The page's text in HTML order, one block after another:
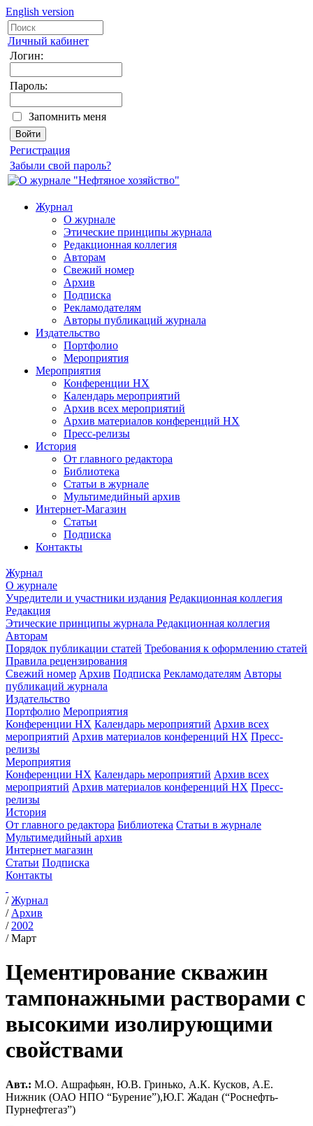
English version
Личный кабинет
Логин:
Пароль:
Запомнить меня
Регистрация
Забыли свой пароль?
Журнал
О журнале
Этические принципы журнала
Редакционная коллегия
Авторам
Свежий номер
Архив
Подписка
Рекламодателям
Авторы публикаций журнала
Издательство
Портфолио
Мероприятия
Мероприятия
Конференции НХ
Календарь мероприятий
Архив всех мероприятий
Архив материалов конференций НХ
Пресс-релизы
История
От главного редактора
Библиотека
Статьи в журнале
Мультимедийный архив
Интернет-Магазин
Статьи
Подписка
Контакты
Журнал
О журнале
Учредители и участники издания Редакционная коллегия
Редакция
Этические принципы журнала Редакционная коллегия
Авторам
Порядок публикации статей Требования к оформлению статей
Правила рецензирования
Свежий номер Архив Подписка Рекламодателям Авторы
публикаций журнала
Издательство
Портфолио Мероприятия
Конференции НХ Календарь мероприятий Архив всех
мероприятий Архив материалов конференций НХ Пресс-
релизы
Мероприятия
Конференции НХ Календарь мероприятий Архив всех
мероприятий Архив материалов конференций НХ Пресс-
релизы
История
От главного редактора Библиотека Статьи в журнале
Мультимедийный архив
Интернет магазин
Статьи Подписка
Контакты
/Журнал
/ Архив
/ 2002
/Март
Цементирование скважин
тампонажными растворами с
высокими изолирующими
cвойствами
Авт.: М.О. Ашрафьян, Ю.В. Гринько, А.К. Кусков, А.Е.
Нижник (ОАО НПО “Бурение”),Ю.Г. Жадан (“Роснефть-
Пурнефтегаз”)